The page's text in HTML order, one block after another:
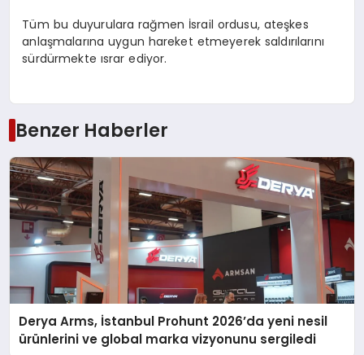
Tüm bu duyurulara rağmen İsrail ordusu, ateşkes
anlaşmalarına uygun hareket etmeyerek saldırılarını
sürdürmekte ısrar ediyor.
Benzer Haberler
Derya Arms, İstanbul Prohunt 2026’da yeni nesil
ürünlerini ve global marka vizyonunu sergiledi